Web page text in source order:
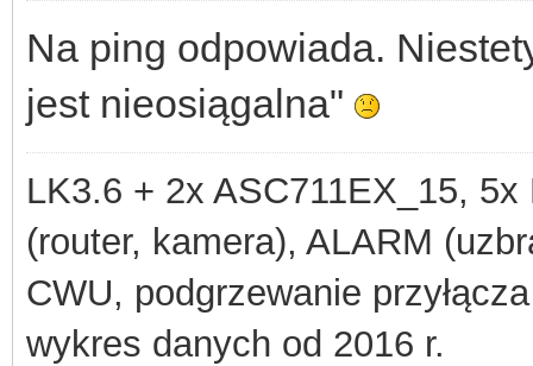
Na ping odpowiada.
jest nieosiągalna"
LK3.6 + 2x ASC711EX_15,
(router, kamera), ALARM
CWU, podgrzewanie
wykres danych od 2016 r.